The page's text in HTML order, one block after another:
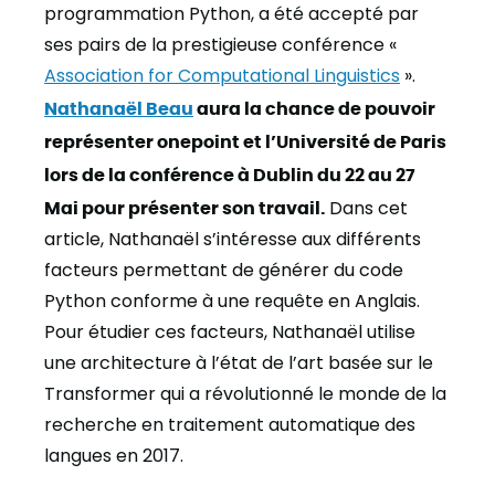
programmation Python, a été accepté par
ses pairs de la prestigieuse conférence «
Association for Computational Linguistics ».
Nathanaël Beau aura la chance de pouvoir
représenter onepoint et l’Université de Paris
lors de la conférence à Dublin du 22 au 27
Mai pour présenter son travail. Dans cet
article, Nathanaël s’intéresse aux différents
facteurs permettant de générer du code
Python conforme à une requête en Anglais.
Pour étudier ces facteurs, Nathanaël utilise
une architecture à l’état de l’art basée sur le
Transformer qui a révolutionné le monde de la
recherche en traitement automatique des
langues en 2017.